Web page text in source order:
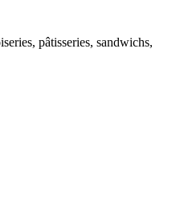
pâtisseries, sandwichs,